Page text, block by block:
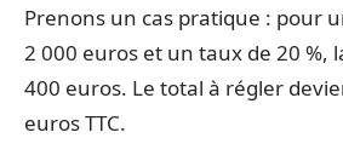
Prenons un cas pratique : pour
2 000 euros et un taux de 20 %,
400 euros. Le total à régler
euros TTC.